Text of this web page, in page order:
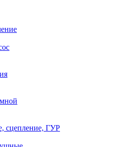
сцепление, ГУР